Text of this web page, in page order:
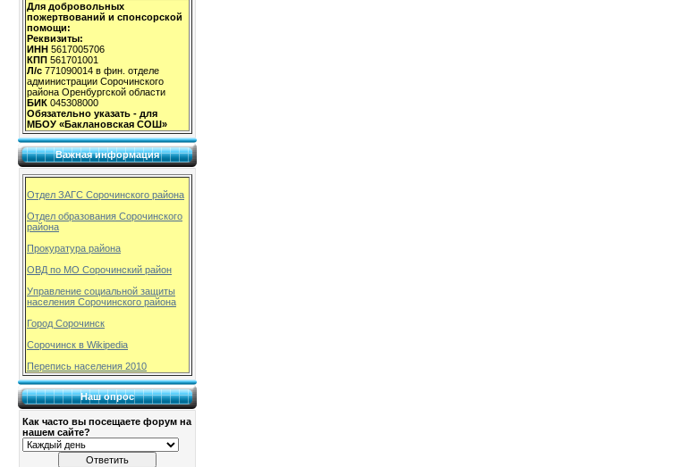
Для добровольных
пожертвований и спонсорской
помощи:
Реквизиты:
ИНН 5617005706
КПП 561701001
Л/с 771090014 в фин. отделе
администрации Сорочинского
района Оренбургской области
БИК 045308000
Обязательно указать - для
МБОУ «Баклановская СОШ»
Важная информация
Отдел ЗАГС Сорочинского района
Отдел образования Сорочинского
района
Прокуратура района
ОВД по МО Сорочинский район
Управление социальной защиты
населения Сорочинского района
Город Сорочинск
Сорочинск в Wikipedia
Перепись населения 2010
Наш опрос
Как часто вы посещаете форум на
нашем сайте?